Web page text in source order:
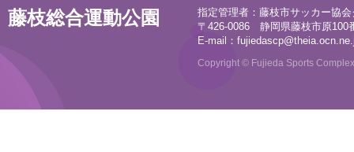
藤枝総合運動公園
指定管理者：藤枝市サッカー協
〒426-0086 静岡県藤枝市原100
E-mail：
Copyright © Fujieda Sports